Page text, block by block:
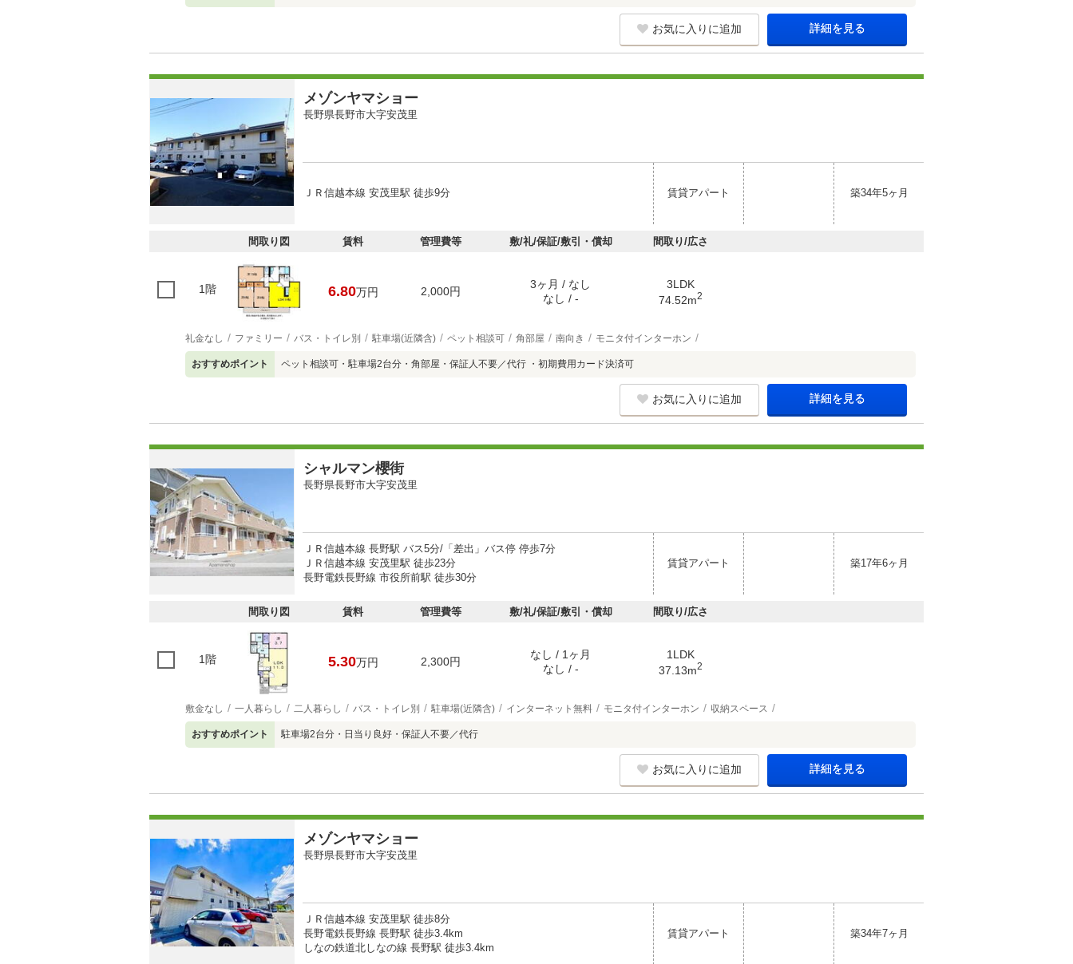
お気に入りに追加 詳細を見る
メゾンヤマショー
長野県長野市大字安茂里
ＪＲ信越本線 安茂里駅 徒歩9分 賃貸アパート 築34年5ヶ月
間取り図 賃料 管理費等 敷/礼/保証/敷引・償却 間取り/広さ
1階 6.80万円 2,000円
3ヶ月 / なし
なし / -
3LDK
74.52m2
礼金なし ファミリー バス・トイレ別 駐車場(近隣含) ペット相談可 角部屋 南向き モニタ付インターホン
おすすめポイント ペット相談可・駐車場2台分・角部屋・保証人不要／代行 ・初期費用カード決済可
お気に入りに追加 詳細を見る
シャルマン櫻街
長野県長野市大字安茂里
ＪＲ信越本線 長野駅 バス5分/「差出」バス停 停歩7分
ＪＲ信越本線 安茂里駅 徒歩23分
長野電鉄長野線 市役所前駅 徒歩30分
賃貸アパート 築17年6ヶ月
間取り図 賃料 管理費等 敷/礼/保証/敷引・償却 間取り/広さ
1階 5.30万円 2,300円
なし / 1ヶ月
なし / -
1LDK
37.13m2
敷金なし 一人暮らし 二人暮らし バス・トイレ別 駐車場(近隣含) インターネット無料 モニタ付インターホン 収納スペース
おすすめポイント 駐車場2台分・日当り良好・保証人不要／代行
お気に入りに追加 詳細を見る
メゾンヤマショー
長野県長野市大字安茂里
ＪＲ信越本線 安茂里駅 徒歩8分
長野電鉄長野線 長野駅 徒歩3.4km
しなの鉄道北しなの線 長野駅 徒歩3.4km
賃貸アパート 築34年7ヶ月